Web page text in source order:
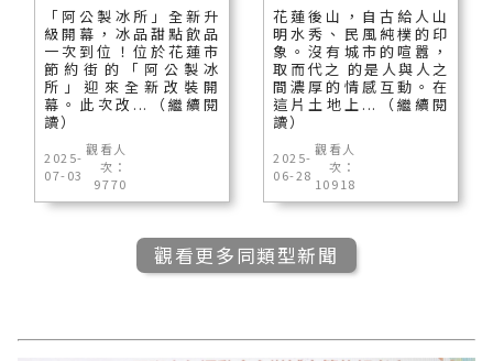
「阿公製冰所」全新升
級開幕，冰品甜點飲品
一次到位！位於花蓮市
節約街的「阿公製冰
所」迎來全新改裝開
幕。此次改...（繼續閱
讀）
2025-
07-03
觀看人
次：
9770
花蓮後山，自古給人山
明水秀、民風純樸的印
象。沒有城市的喧囂，
取而代之 的是人與人之
間濃厚的情感互動。在
這片土地上...（繼續閱
讀）
2025-
06-28
觀看人
次：
10918
觀看更多同類型新聞